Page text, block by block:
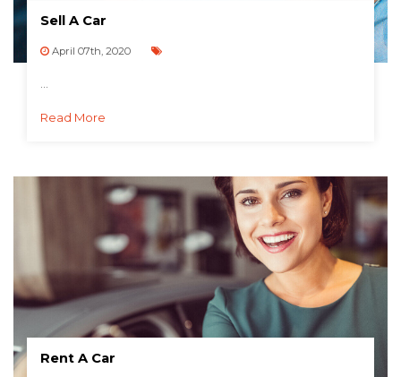
Sell A Car
April 07th, 2020
...
Read More
Rent A Car